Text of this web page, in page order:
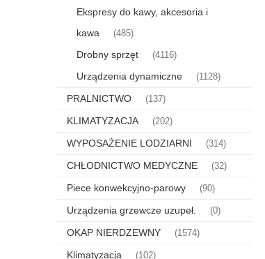
Ekspresy do kawy, akcesoria i
kawa
(485)
Drobny sprzęt (4116)
Urządzenia dynamiczne (1128)
PRALNICTWO (137)
KLIMATYZACJA (202)
WYPOSAŻENIE LODZIARNI (314)
CHŁODNICTWO MEDYCZNE (32)
Piece konwekcyjno-parowy (90)
Urządzenia grzewcze uzupeł. (0)
OKAP NIERDZEWNY (1574)
Klimatyzacja (102)